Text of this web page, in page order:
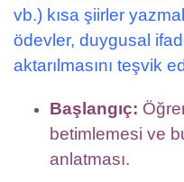
vb.) kısa şiirler
ödevler, duygusal
aktarılmasını teşvik
Başlangıç:
betimlemesi ve
anlatması.